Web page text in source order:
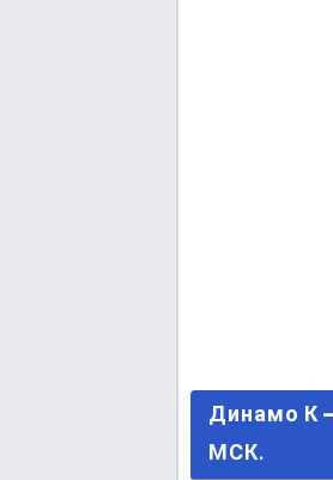
Динамо
Динамо К
МСК.